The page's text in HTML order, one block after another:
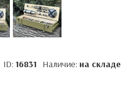
ID: 16831 Наличие: на складе